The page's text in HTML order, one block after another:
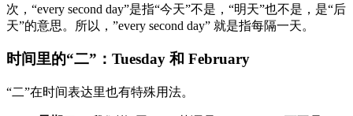
次，“every second day”是指“今天”不是，“明天”也不是，是“后
天”的意思。所以，”every second day” 就是指每隔一天。
时间里的“二”：Tuesday 和 February
“二”在时间表达里也有特殊用法。